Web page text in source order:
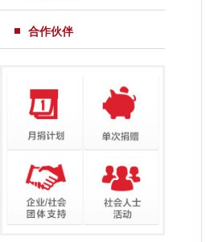
合作伙伴